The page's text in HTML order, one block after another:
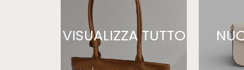
VISUALIZZA TUTTO